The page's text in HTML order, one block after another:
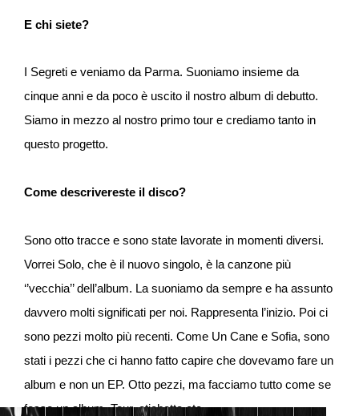
E chi siete?
I Segreti e veniamo da Parma. Suoniamo insieme da
cinque anni e da poco è uscito il nostro album di debutto.
Siamo in mezzo al nostro primo tour e crediamo tanto in
questo progetto.
Come descrivereste il disco?
Sono otto tracce e sono state lavorate in momenti diversi.
Vorrei Solo, che è il nuovo singolo, è la canzone più
‘’vecchia’’ dell’album. La suoniamo da sempre e ha assunto
davvero molti significati per noi. Rappresenta l’inizio. Poi ci
sono pezzi molto più recenti. Come Un Cane e Sofia, sono
stati i pezzi che ci hanno fatto capire che dovevamo fare un
album e non un EP. Otto pezzi, ma facciamo tutto come se
fosse un album. Tour, etichetta etc.